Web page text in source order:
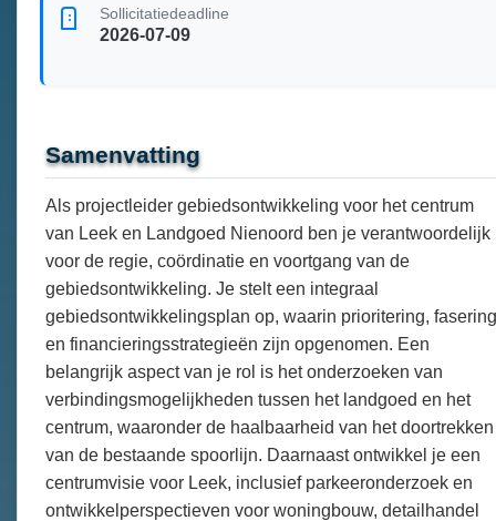
Sollicitatiedeadline
2026-07-09
Samenvatting
Als projectleider gebiedsontwikkeling voor het centrum
van Leek en Landgoed Nienoord ben je verantwoordelijk
voor de regie, coördinatie en voortgang van de
gebiedsontwikkeling. Je stelt een integraal
gebiedsontwikkelingsplan op, waarin prioritering, fasering
en financieringsstrategieën zijn opgenomen. Een
belangrijk aspect van je rol is het onderzoeken van
verbindingsmogelijkheden tussen het landgoed en het
centrum, waaronder de haalbaarheid van het doortrekken
van de bestaande spoorlijn. Daarnaast ontwikkel je een
centrumvisie voor Leek, inclusief parkeeronderzoek en
ontwikkelperspectieven voor woningbouw, detailhandel